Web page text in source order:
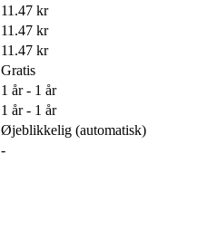
11.47 kr
11.47 kr
11.47 kr
Gratis
1 år - 1 år
1 år - 1 år
Øjeblikkelig (automatisk)
-